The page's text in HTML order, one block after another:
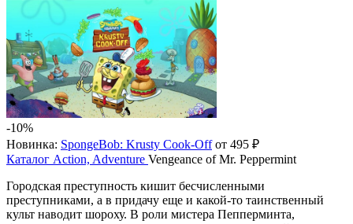
-10%
Новинка: SpongeBob: Krusty Cook-Offот 495 ₽
Каталог Action, Adventure Vengeance of Mr. Peppermint
Городская преступность кишит бесчисленными
преступниками, а в придачу еще и какой-то таинственный
культ наводит шороху. В роли мистера Пепперминта,